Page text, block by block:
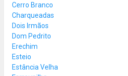
Cerro Branco
Charqueadas
Dois Irmãos
Dom Pedrito
Erechim
Esteio
Estância Velha